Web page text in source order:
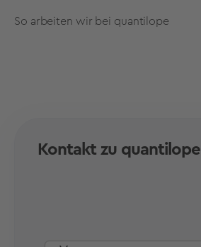
So arbeiten wir bei quantilope
Kontakt zu quantilope